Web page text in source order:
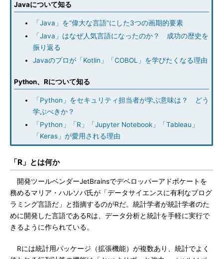
Javaについて知る
「Java」を“偉大な言語”にした3つの画期的要素
「Java」はなぜ人気言語になったのか？ 成功の歴史を
振り返る
Javaのプロが「Kotlin」「COBOL」を学びたくなる理由
Python、Rについて知る
「Python」をセキュリティ担当者が学ぶ意味は？ どう
学ぶべきか？
「Python」「R」「Jupyter Notebook」「Tableau」
「Keras」が愛用される理由
「R」とは何か
開発ツールベンダーJetBrainsでデベロッパーアドボケートを
務めるマリア・ハルソバ氏が「データサイエンスに有利なプログ
ラミング言語だ」と指摘するのがRだ。統計学者が統計学者のた
めに開発した言語であるRは、データ分析と統計を手軽に実行で
きるように作られている。
Rには統計用パッケージ（拡張機能）が複数あり、統計でよく